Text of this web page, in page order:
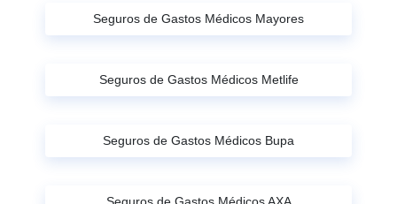
Seguros de Gastos Médicos Mayores
Seguros de Gastos Médicos Metlife
Seguros de Gastos Médicos Bupa